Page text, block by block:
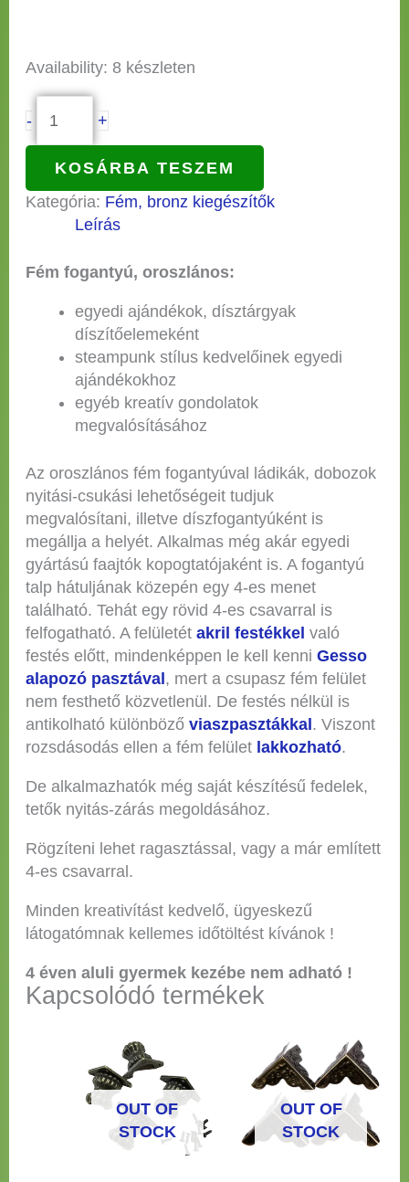
Availability: 8 készleten
- +
KOSÁRBA TESZEM
Kategória: Fém, bronz kiegészítők
Leírás
Fém fogantyú, oroszlános:
egyedi ajándékok, dísztárgyak
díszítőelemeként
steampunk stílus kedvelőinek egyedi
ajándékokhoz
egyéb kreatív gondolatok
megvalósításához
Az oroszlános fém fogantyúval ládikák, dobozok
nyitási-csukási lehetőségeit tudjuk
megvalósítani, illetve díszfogantyúként is
megállja a helyét. Alkalmas még akár egyedi
gyártású faajtók kopogtatójaként is. A fogantyú
talp hátuljának közepén egy 4-es menet
található. Tehát egy rövid 4-es csavarral is
felfogatható. A felületét akril festékkel való
festés előtt, mindenképpen le kell kenni Gesso
alapozó pasztával , mert a csupasz fém felület
nem festhető közvetlenül. De festés nélkül is
antikolható különböző viaszpasztákkal . Viszont
rozsdásodás ellen a fém felület lakkozható.
De alkalmazhatók még saját készítésű fedelek,
tetők nyitás-zárás megoldásához.
Rögzíteni lehet ragasztással, vagy a már említett
4-es csavarral.
Minden kreativítást kedvelő, ügyeskezű
látogatómnak kellemes időtöltést kívánok !
4 éven aluli gyermek kezébe nem adható !
Kapcsolódó termékek
OUT OF
STOCK
OUT OF
STOCK